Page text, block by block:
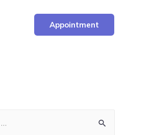
Appointment